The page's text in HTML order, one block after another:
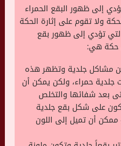
إلى ظهور البقع الحمراء
ولا تقوم على إثارة الحكة
تؤدي إلى ظهور بقع
حكة هي:
مشاكل جلدية وتظهر هذه
جلدية حمراء، ولكن يمكن أن
بعد شفائها والتخلص
على شكل بقع جلدية
أن تميل إلى اللون